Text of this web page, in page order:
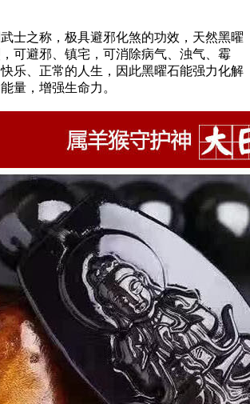
士之称，极具避邪化煞的功效，天然黑曜
可避邪、镇宅，可消除病气、浊气、霉
乐、正常的人生，因此黑曜石能强力化解
量，增强生命力。